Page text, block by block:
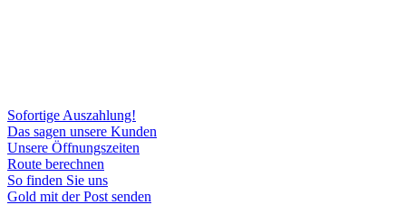
Sofortige Auszahlung!
Das sagen unsere Kunden
Unsere Öffnungszeiten
Route berechnen
So finden Sie uns
Gold mit der Post senden